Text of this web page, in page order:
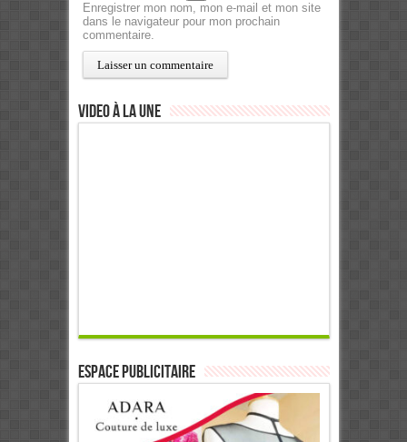
Enregistrer mon nom, mon e-mail et mon site
dans le navigateur pour mon prochain
commentaire.
Video à la Une
ESPACE PUBLICITAIRE